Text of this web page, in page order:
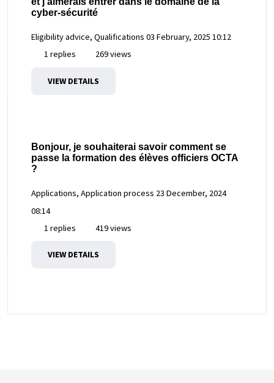
cyber-sécurité
Eligibility advice, Qualifications 03 February, 2025 10:12
1 replies
269 views
VIEW DETAILS
Bonjour, je souhaiterai savoir comment se
passe la formation des élèves officiers OCTA
?
Applications, Application process 23 December, 2024
08:14
1 replies
419 views
VIEW DETAILS